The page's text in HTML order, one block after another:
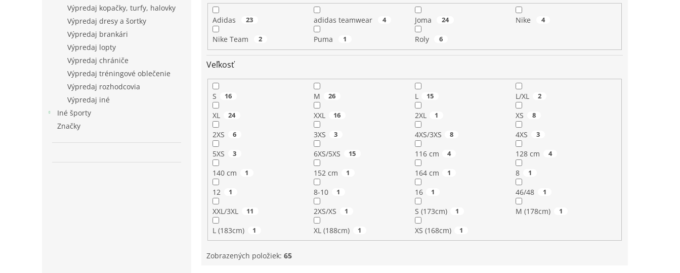
Výpredaj kopačky, turfy, halovky
Výpredaj dresy a šortky
Výpredaj brankári
Výpredaj lopty
Výpredaj chrániče
Výpredaj tréningové oblečenie
Výpredaj rozhodcovia
Výpredaj iné
Iné športy
Značky
Adidas 23 adidas teamwear 4 Joma 24 Nike 4
Nike Team 2 Puma 1 Roly 6
Veľkosť
S 16 M 26 L 15 L/XL 2
XL 24 XXL 16 2XL 1 XS 8
2XS 6 3XS 3 4XS/3XS 8 4XS 3
5XS 3 6XS/5XS 15 116 cm 4 128 cm 4
140 cm 1 152 cm 1 164 cm 1 8 1
12 1 8-10 1 16 1 46/48 1
XXL/3XL 11 2XS/XS 1 S (173cm) 1 M (178cm) 1
L (183cm) 1 XL (188cm) 1 XS (168cm) 1
Zobrazených položiek: 65